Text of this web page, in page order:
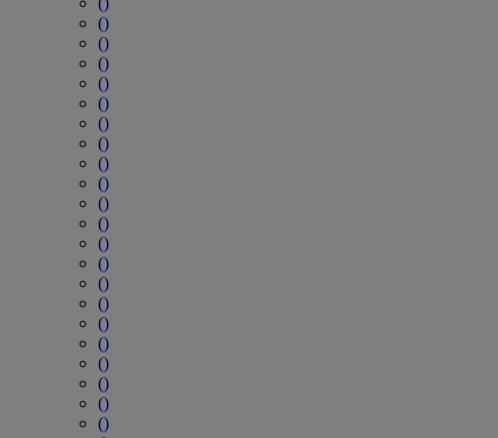
()
()
()
()
()
()
()
()
()
()
()
()
()
()
()
()
()
()
()
()
()